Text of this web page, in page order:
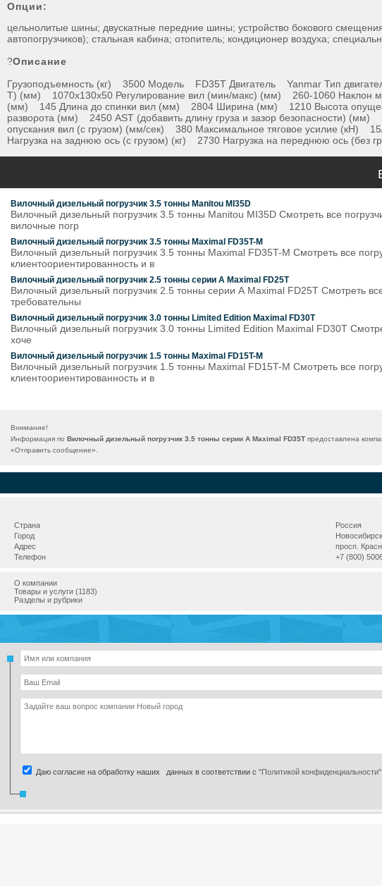
Опции:
цельнолитые шины; двускатные передние шины; устройство бокового
автопогрузчиков); стальная кабина; отопитель; кондиционер воздуха;
?Описание
Грузоподъемность (кг) 3500 Модель FD35T Двигатель Yanmar Тип
Т) (мм) 1070х130х50 Регулирование вил (мин/макс) (мм) 260-1060
(мм) 145 Длина до спинки вил (мм) 2804 Ширина (мм) 1210 Высота
разворота (мм) 2450 AST (добавить длину груза и зазор безопасности)
опускания вил (с грузом) (мм/сек) 380 Максимальное тяговое усилие (кН)
Нагрузка на заднюю ось (с грузом) (кг) 2730 Нагрузка на переднюю ось
Вилочный дизельный погрузчик 3.5 тонны Manitou MI35D
Вилочный дизельный погрузчик 3.5 тонны Manitou MI35D Смотреть все
вилочные погр
Вилочный дизельный погрузчик 3.5 тонны Maximal FD35T-M
Вилочный дизельный погрузчик 3.5 тонны Maximal FD35T-M Смотреть все
клиентоориентированность и в
Вилочный дизельный погрузчик 2.5 тонны серии А Maximal FD25T
Вилочный дизельный погрузчик 2.5 тонны серии А Maximal FD25T Смотреть
требовательны
Вилочный дизельный погрузчик 3.0 тонны Limited Edition Maximal FD30T
Вилочный дизельный погрузчик 3.0 тонны Limited Edition Maximal FD30T
хоче
Вилочный дизельный погрузчик 1.5 тонны Maximal FD15T-M
Вилочный дизельный погрузчик 1.5 тонны Maximal FD15T-M Смотреть все
клиентоориентированность и в
Внимание!
Информация по Вилочный дизельный погрузчик 3.5 тонны серии А Maximal FD35T предоставлена
«Отправить сообщение».
Страна
Россия
Город
Новосибирск
Адрес
просп.
Телефон
+7 (800)
О компании
Товары и услуги (1183)
Разделы и рубрики
Даю согласие на обработку наших данных в соответствии с "Политикой конфиденциальности"